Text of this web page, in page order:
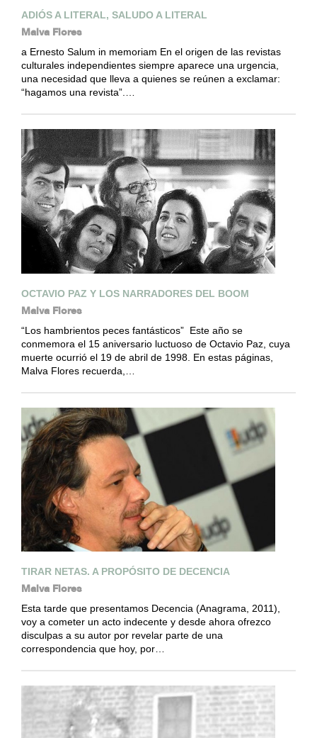
ADIÓS A LITERAL, SALUDO A LITERAL
Malva Flores
a Ernesto Salum in memoriam En el origen de las revistas
culturales independientes siempre aparece una urgencia,
una necesidad que lleva a quienes se reúnen a exclamar:
“hagamos una revista”.…
OCTAVIO PAZ Y LOS NARRADORES DEL BOOM
Malva Flores
“Los hambrientos peces fantásticos” Este año se
conmemora el 15 aniversario luctuoso de Octavio Paz, cuya
muerte ocurrió el 19 de abril de 1998. En estas páginas,
Malva Flores recuerda,…
TIRAR NETAS. A PROPÓSITO DE DECENCIA
Malva Flores
Esta tarde que presentamos Decencia (Anagrama, 2011),
voy a cometer un acto indecente y desde ahora ofrezco
disculpas a su autor por revelar parte de una
correspondencia que hoy, por…